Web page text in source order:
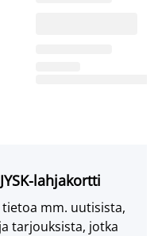
lahjakortti
tietoa mm. uutisista,
tarjouksista, jotka